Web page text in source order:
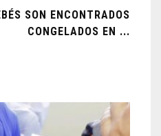
SON ENCONTRADOS
CONGELADOS EN ...